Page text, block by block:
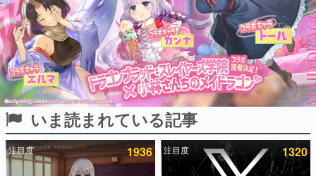
ピックアップ
電ファミのいま読まれている記事ランキング
いま読まれている記事
注目度 1936 注目度 1320